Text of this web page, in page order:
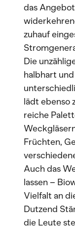
das
zuhauf
Die
halbhart
lädt ebenso
reiche
Früchten,
Auch das
lassen –
Vielfalt an
Dutzend
die Leute